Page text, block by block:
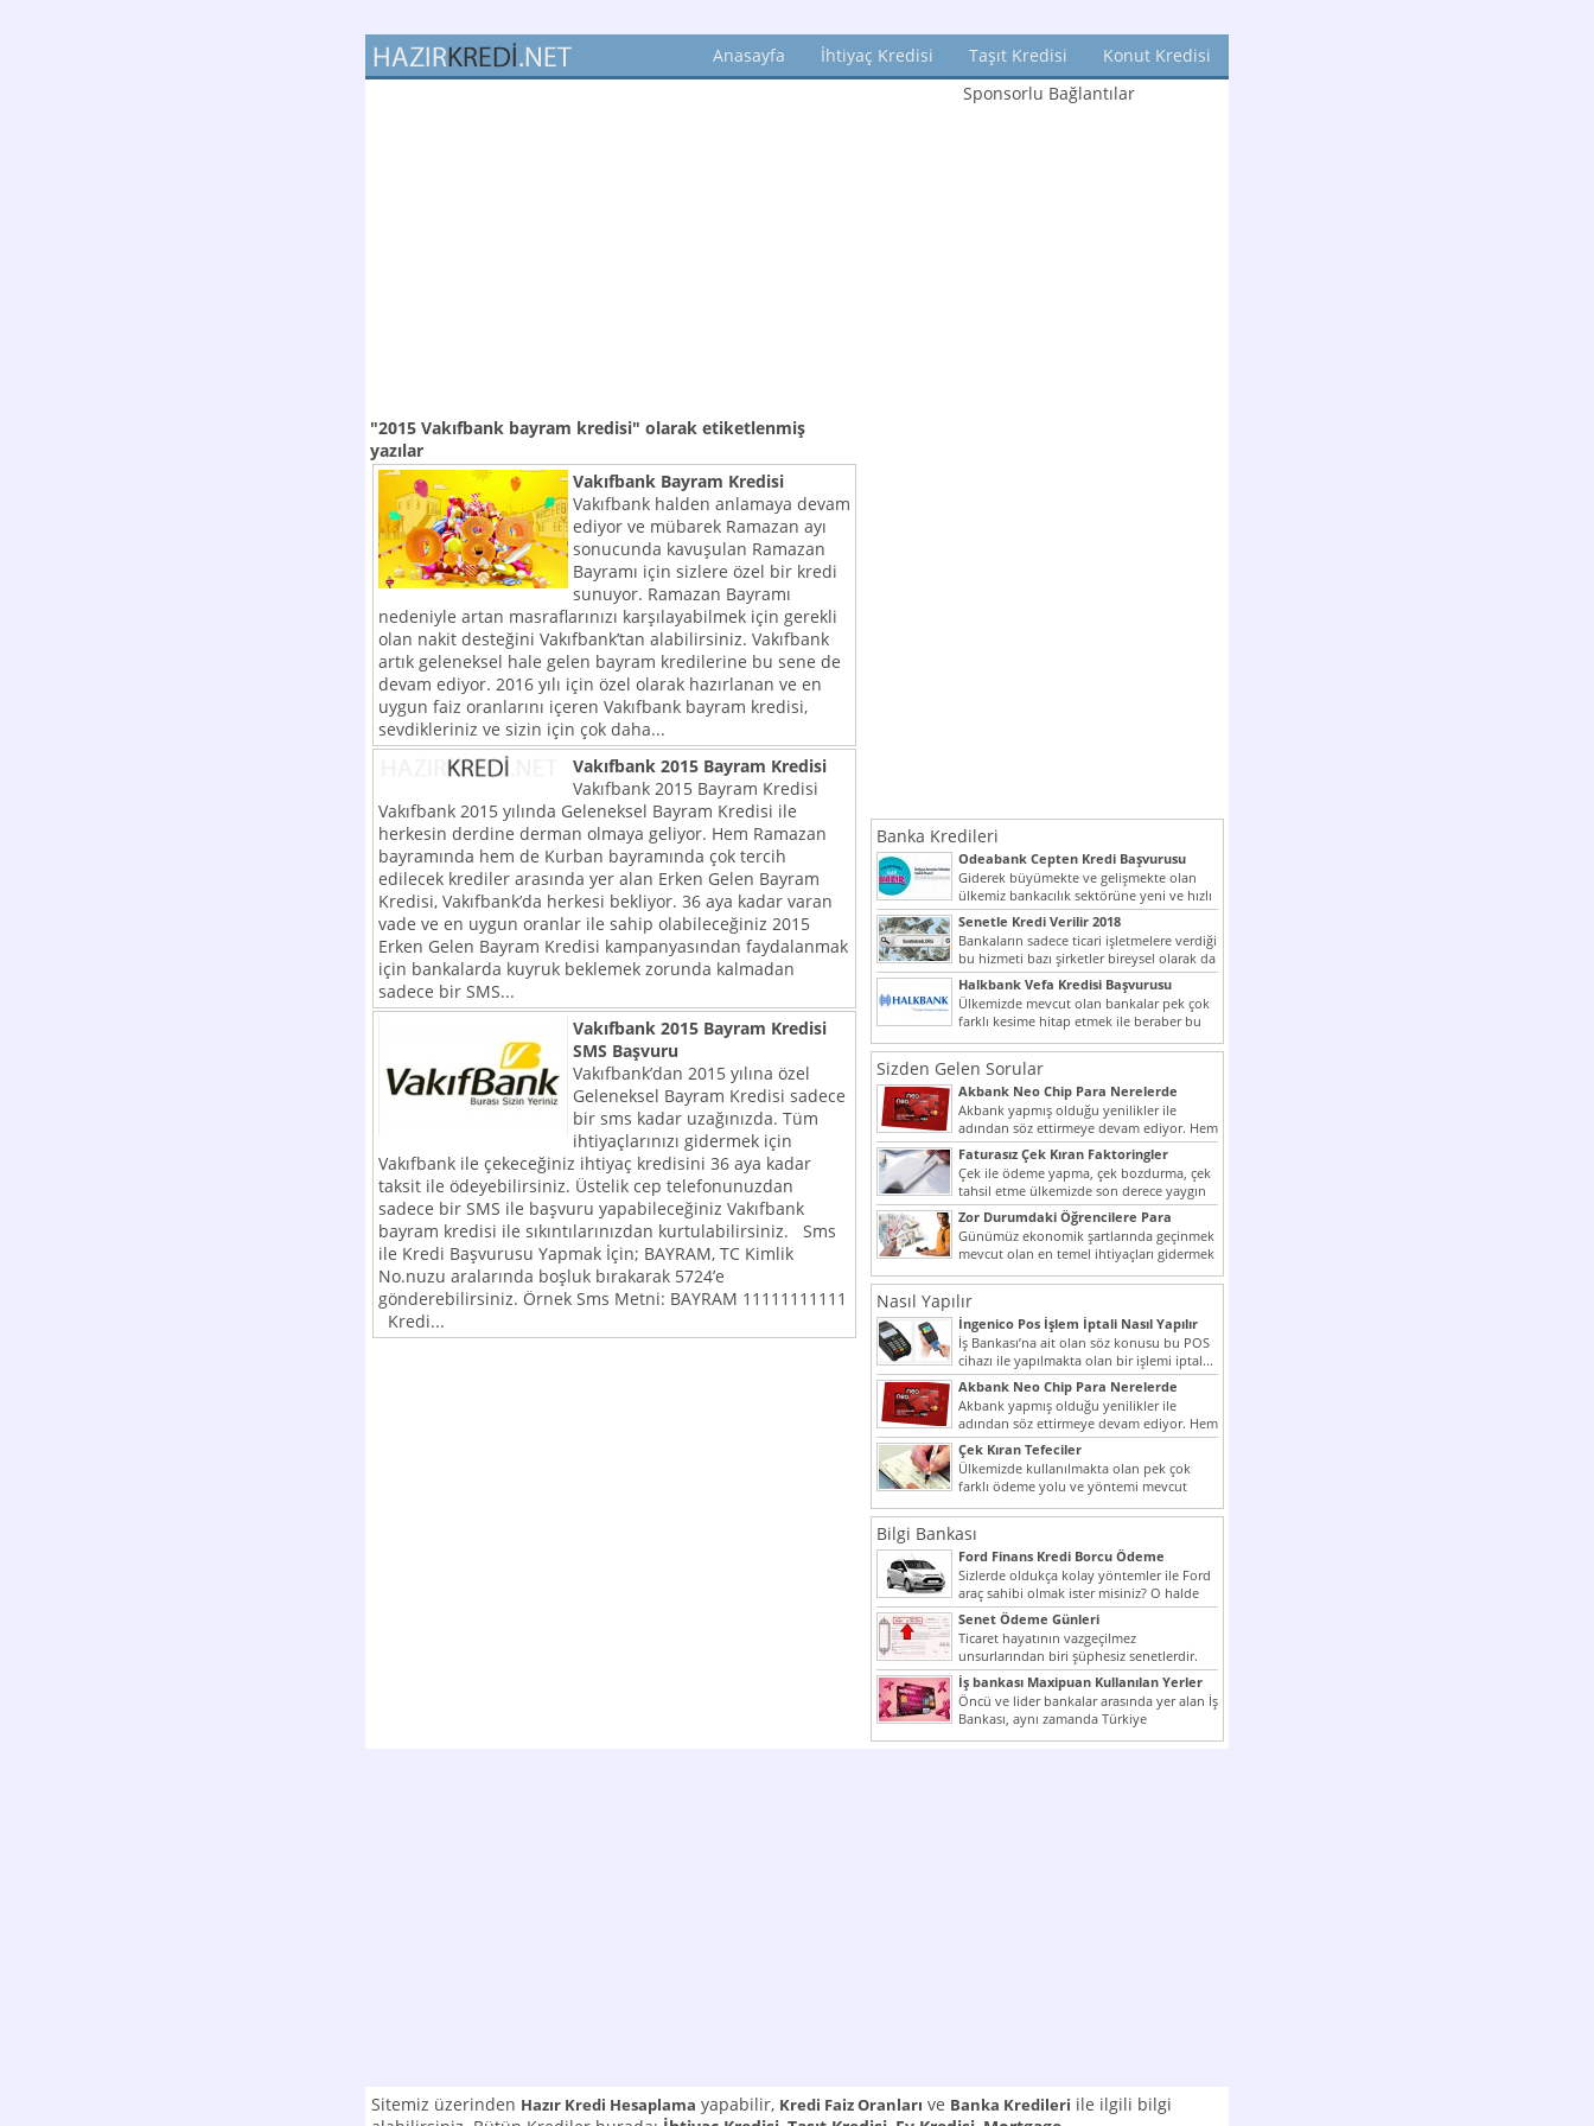
Anasayfa İhtiyaç Kredisi Taşıt Kredisi Konut Kredisi
"2015 Vakıfbank bayram kredisi" olarak etiketlenmiş
yazılar
Vakıfbank Bayram Kredisi
Vakıfbank halden anlamaya devam
ediyor ve mübarek Ramazan ayı
sonucunda kavuşulan Ramazan
Bayramı için sizlere özel bir kredi
sunuyor. Ramazan Bayramı
nedeniyle artan masraflarınızı karşılayabilmek için gerekli
olan nakit desteğini Vakıfbank’tan alabilirsiniz. Vakıfbank
artık geleneksel hale gelen bayram kredilerine bu sene de
devam ediyor. 2016 yılı için özel olarak hazırlanan ve en
uygun faiz oranlarını içeren Vakıfbank bayram kredisi,
sevdikleriniz ve sizin için çok daha...
Vakıfbank 2015 Bayram Kredisi
Vakıfbank 2015 Bayram Kredisi
Vakıfbank 2015 yılında Geleneksel Bayram Kredisi ile
herkesin derdine derman olmaya geliyor. Hem Ramazan
bayramında hem de Kurban bayramında çok tercih
edilecek krediler arasında yer alan Erken Gelen Bayram
Kredisi, Vakıfbank’da herkesi bekliyor. 36 aya kadar varan
vade ve en uygun oranlar ile sahip olabileceğiniz 2015
Erken Gelen Bayram Kredisi kampanyasından faydalanmak
için bankalarda kuyruk beklemek zorunda kalmadan
sadece bir SMS...
Vakıfbank 2015 Bayram Kredisi
SMS Başvuru
Vakıfbank’dan 2015 yılına özel
Geleneksel Bayram Kredisi sadece
bir sms kadar uzağınızda. Tüm
ihtiyaçlarınızı gidermek için
Vakıfbank ile çekeceğiniz ihtiyaç kredisini 36 aya kadar
taksit ile ödeyebilirsiniz. Üstelik cep telefonunuzdan
sadece bir SMS ile başvuru yapabileceğiniz Vakıfbank
bayram kredisi ile sıkıntılarınızdan kurtulabilirsiniz. Sms
ile Kredi Başvurusu Yapmak İçin; BAYRAM, TC Kimlik
No.nuzu aralarında boşluk bırakarak 5724’e
gönderebilirsiniz. Örnek Sms Metni: BAYRAM 11111111111
Kredi...
Sponsorlu Bağlantılar
Banka Kredileri
Odeabank Cepten Kredi Başvurusu
KREDIM 8444
Giderek büyümekte ve gelişmekte olan
ülkemiz bankacılık sektörüne yeni ve hızlı
bir giriş yapmış olan...
Senetle Kredi Verilir 2018
Bankaların sadece ticari işletmelere verdiği
bu hizmeti bazı şirketler bireysel olarak da
vermektedir. Senetle kredi...
Halkbank Vefa Kredisi Başvurusu
Ülkemizde mevcut olan bankalar pek çok
farklı kesime hitap etmek ile beraber bu
noktada son...
Sizden Gelen Sorular
Akbank Neo Chip Para Nerelerde
Kullanılır?
Akbank yapmış olduğu yenilikler ile
adından söz ettirmeye devam ediyor. Hem
müşteri potansiyelini arttırmak hem...
Faturasız Çek Kıran Faktoringler
Çek ile ödeme yapma, çek bozdurma, çek
tahsil etme ülkemizde son derece yaygın
bir şekilde...
Zor Durumdaki Öğrencilere Para
Yardımı
Günümüz ekonomik şartlarında geçinmek
mevcut olan en temel ihtiyaçları gidermek
dahi son derece zor olmak...
Nasıl Yapılır
İngenico Pos İşlem İptali Nasıl Yapılır
İş Bankası’na ait olan söz konusu bu POS
cihazı ile yapılmakta olan bir işlemi iptal...
Akbank Neo Chip Para Nerelerde
Kullanılır?
Akbank yapmış olduğu yenilikler ile
adından söz ettirmeye devam ediyor. Hem
müşteri potansiyelini arttırmak hem...
Çek Kıran Tefeciler
Ülkemizde kullanılmakta olan pek çok
farklı ödeme yolu ve yöntemi mevcut
olmak ile beraber bunlar...
Bilgi Bankası
Ford Finans Kredi Borcu Ödeme
Sizlerde oldukça kolay yöntemler ile Ford
araç sahibi olmak ister misiniz? O halde
yazımız ilginizi...
Senet Ödeme Günleri
Ticaret hayatının vazgeçilmez
unsurlarından biri şüphesiz senetlerdir.
Çünkü senetler en çok kullanılan ödeme
araçlarıdır. Taksitler...
İş bankası Maxipuan Kullanılan Yerler
Öncü ve lider bankalar arasında yer alan İş
Bankası, aynı zamanda Türkiye
Cumhuriyeti’nin ilk milli...
Sitemiz üzerinden Hazır Kredi Hesaplama yapabilir, Kredi Faiz Oranları ve Banka Kredileri ile ilgili bilgi